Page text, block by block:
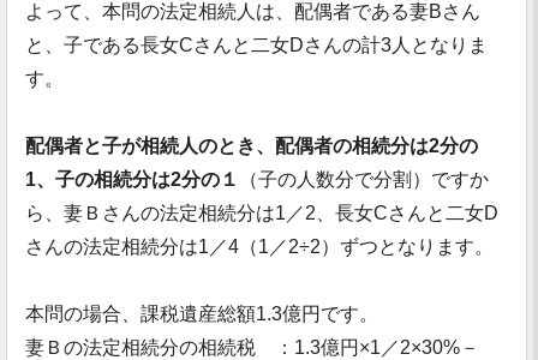
よって、本問の法定相続人は、配偶者である妻Bさん
と、子である長女Cさんと二女Dさんの計3人となりま
す。
配偶者と子が相続人のとき、配偶者の相続分は2分の
1、子の相続分は2分の１
（子の人数分で分割）ですか
ら、妻Ｂさんの法定相続分は1／2、長女Cさんと二女D
さんの法定相続分は1／4（1／2÷2）ずつとなります。
本問の場合、課税遺産総額1.3億円です。
妻Ｂの法定相続分の相続税 ：1.3億円×1／2×30%－